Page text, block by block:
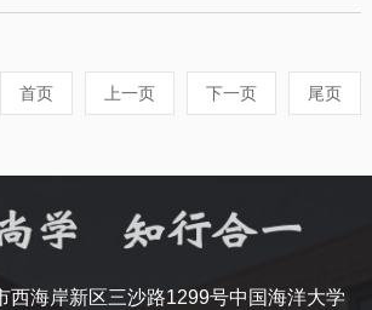
首页 上一页 下一页 尾页
西海岸新区三沙路1299号中国海洋大学